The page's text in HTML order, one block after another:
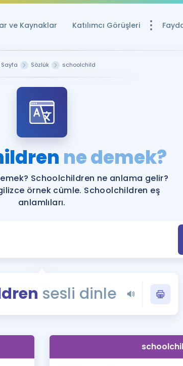
ve Kaynaklar Katılımcı Görüşleri
Ücretsiz Kaynaklar
YDS ve YÖKDİL Puan
YDS ve YÖKDİL'e
Eğitim ve Kitaplara Özel
YDS - YÖKDİL Tüm
İngilizce Gramer
İngilizce Gramer ve Konu
Remzi Hoca
Sözlük schoolchild
ne demek?
Schoolchildren ne anlama gelir?
örnek cümle. Schoolchildren eş
anlamlıları.
sesli dinle